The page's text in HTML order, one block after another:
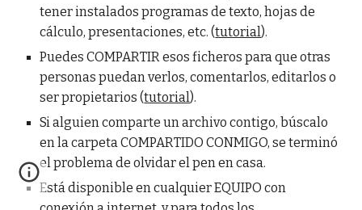
tener instalados programas de texto, hojas de
cálculo, presentaciones, etc. (tutorial).
Puedes COMPARTIR esos ficheros para que otras
personas puedan verlos, comentarlos, editarlos o
ser propietarios (tutorial).
Si alguien comparte un archivo contigo, búscalo
en la carpeta COMPARTIDO CONMIGO, se terminó
el problema de olvidar el pen en casa.
Está disponible en cualquier EQUIPO con